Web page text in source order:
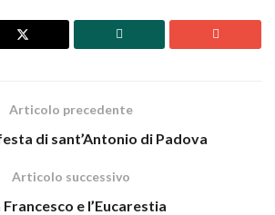
Articolo precedente
di sant’Antonio di Padova
Articolo successivo
Francesco e l’Eucarestia